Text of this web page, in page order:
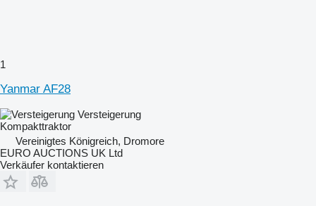
1
Yanmar AF28
Versteigerung
Kompakttraktor
Vereinigtes Königreich, Dromore
EURO AUCTIONS UK Ltd
Verkäufer kontaktieren